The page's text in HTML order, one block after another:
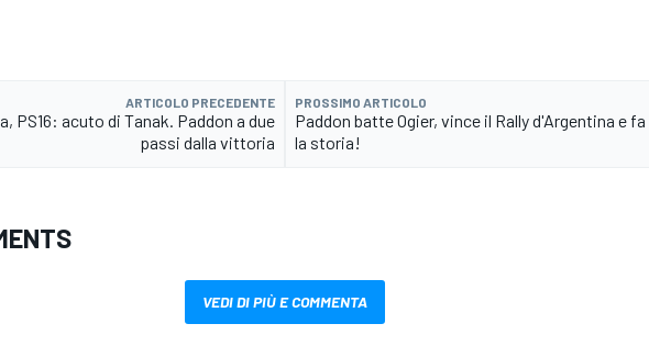
ARTICOLO PRECEDENTE
PS16: acuto di Tanak. Paddon a due
passi dalla vittoria
PROSSIMO ARTICOLO
Paddon batte Ogier, vince il Rally d'Argentina e fa
la storia!
VEDI DI PIÙ E COMMENTA